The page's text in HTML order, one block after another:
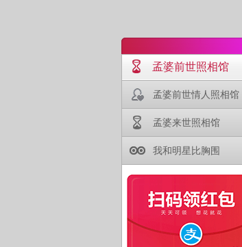
孟婆前世照相馆
孟婆前世情人照相馆
孟婆来世照相馆
我和明星比胸围